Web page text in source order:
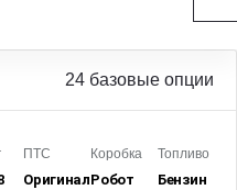
24 базовые опции
ПТС
Оригинал
Коробка
Робот
Топливо
Бензин